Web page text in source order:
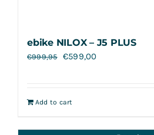
ebike NILOX – J5 PLUS
€999,95 €599,00
Add to cart